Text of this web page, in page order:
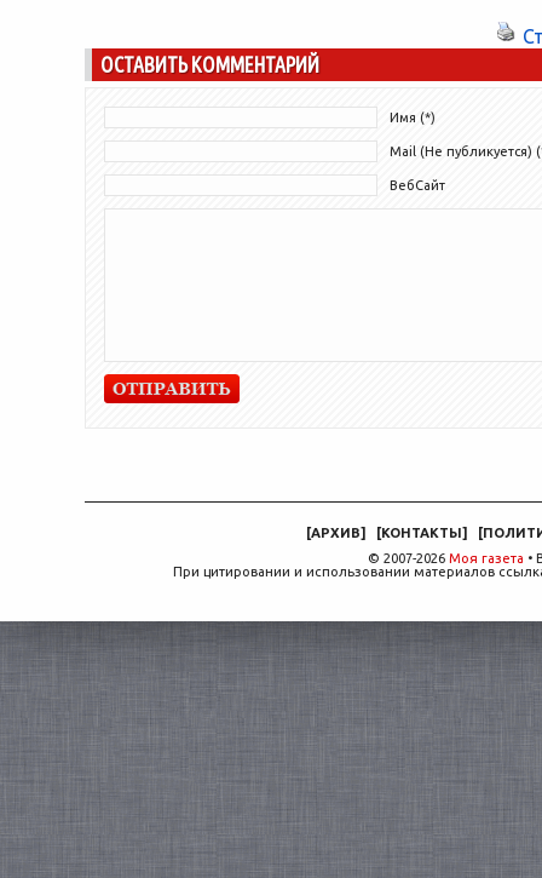
Регламенту, член фракции «Единая Россия»
Михаил Романов...
ОСТАВИТЬ КОММЕНТАРИЙ
Имя (*)
Mail (Не публикуется)
ВебСайт
[АРХИВ] [КОНТАКТЫ] [
© 2007-2026 Моя газета •
При цитировании и использовании материалов